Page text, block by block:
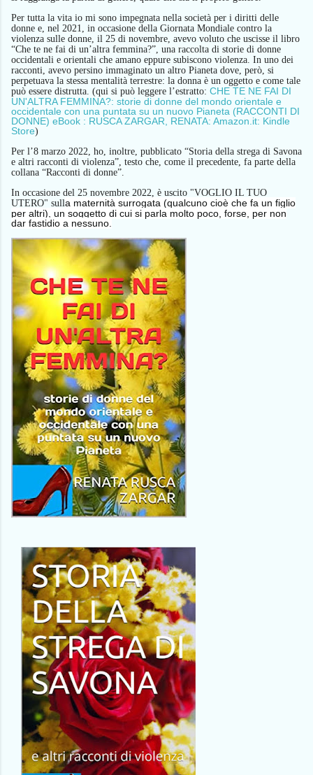
Per tutta la vita io mi sono impegnata nella società per i diritti delle
donne e, nel 2021, in occasione della Giornata Mondiale contro la
violenza sulle donne, il 25 di novembre, avevo voluto che uscisse il libro
“Che te ne fai di un’altra femmina?”, una raccolta di storie di donne
occidentali e orientali che amano eppure subiscono violenza. In uno dei
racconti, avevo persino immaginato un altro Pianeta dove, però, si
perpetuava la stessa mentalità terrestre: la donna è un oggetto e come tale
può essere distrutta. (qui si può leggere l’estratto: CHE TE NE FAI DI
UN'ALTRA FEMMINA?: storie di donne del mondo orientale e
occidentale con una puntata su un nuovo Pianeta (RACCONTI DI
DONNE) eBook : RUSCA ZARGAR, RENATA: Amazon.it: Kindle
Store)
Per l’8 marzo 2022, ho, inoltre, pubblicato “Storia della strega di Savona
e altri racconti di violenza”, testo che, come il precedente, fa parte della
collana “Racconti di donne”.
In occasione del 25 novembre 2022, è uscito "VOGLIO IL TUO
UTERO" sulla maternità surrogata (qualcuno cioè che fa un figlio
per altri), un soggetto di cui si parla molto poco, forse, per non
dar fastidio a nessuno.